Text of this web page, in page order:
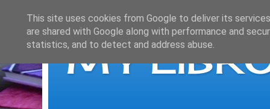
MY
This site uses cookies from Google to deliver its
are shared with Google along with performance and
statistics, and to detect and address abuse.